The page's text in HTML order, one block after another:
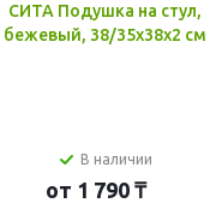
СИТА Подушка на стул,
бежевый, 38/35x38x2 см
В наличии
от 1 790 ₸